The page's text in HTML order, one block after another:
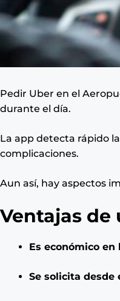
Pedir Uber en el
durante el día.
La app detecta rápido
complicaciones.
Aun así, hay aspectos
Ventajas de
Es económico
Se solicita desde